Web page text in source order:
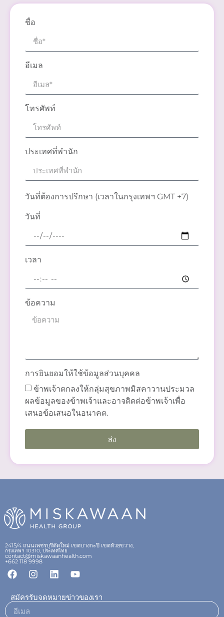
ชื่อ
อีเมล
โทรศัพท์
ประเทศที่พำนัก
วันที่ต้องการปรึกษา (เวลาในกรุงเทพฯ GMT +7)
วันที่
เวลา
ข้อความ
การยินยอมให้ใช้ข้อมูลส่วนบุคคล
ข้าพเจ้าตกลงให้กลุ่มสุขภาพมิสคาวานประมวล
ผลข้อมูลของข้าพเจ้าและอาจติดต่อข้าพเจ้าเพื่อ
เสนอข้อเสนอในอนาคต.
ส่ง
2415/4 ถนนเพชรบุรีตัดใหม่ เขตบางกะปิ เขตห้วยขวาง,
กรุงเทพฯ 10310, ประเทศไทย
contact@miskawaanhealth.com
+662 118 9998
สมัครรับจดหมายข่าวของเรา